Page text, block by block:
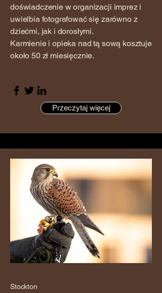
doświadczenie w organizacji imprez i
uwielbia fotografować się zarówno z
dziećmi, jak i dorosłymi.
Karmienie i opieka nad tą sową kosztuje
około 50 zł miesięcznie.
Przeczytaj więcej
Stockton